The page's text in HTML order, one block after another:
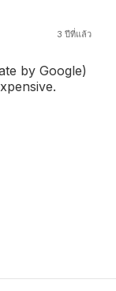
3 ปีที่แล้ว
by Google)